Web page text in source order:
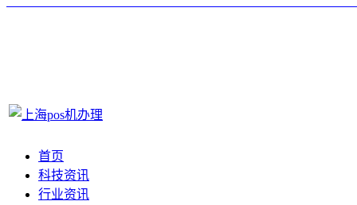
首页
科技资讯
行业资讯